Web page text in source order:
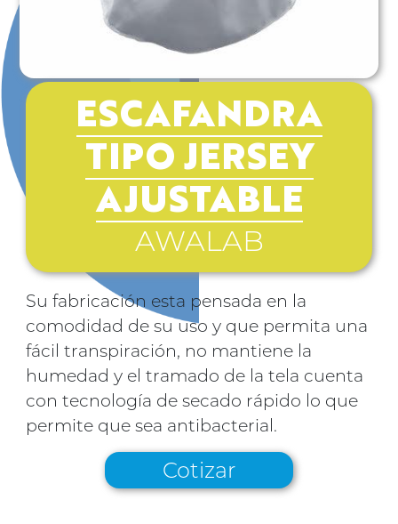
ESCAFANDRA
TIPO JERSEY
AJUSTABLE
AWALAB
Su fabricación esta pensada en la
comodidad de su uso y que permita una
fácil transpiración, no mantiene la
humedad y el tramado de la tela cuenta
con tecnología de secado rápido lo que
permite que sea antibacterial.
Cotizar